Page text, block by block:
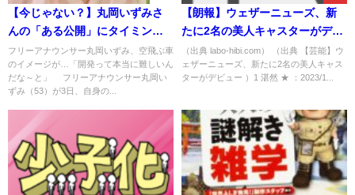
【今じゃない？】丸岡いずみさ
んの「ある公開」にタイミング
の悪さを感じることに
フリーアナウンサー丸岡いずみ、空飛ぶ車
のイメージが…「開発って本当に難しいん
だな～と」 フリーアナウンサー丸岡い
ずみ（53）が3日、自身の...
【朗報】ウェザーニューズ、新
たに2名の美人キャスターがデビ
ュー！
（出典 labo-hibi.com） （出典 【芸能】ウ
ェザーニューズ、新たに2名の美人キャス
ターがデビュー ）1 湛然 ★ ：2023/1...